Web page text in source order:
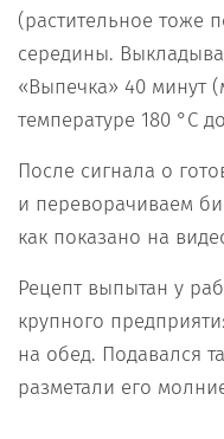
(растительное тоже
середины.
«Выпечка» 40 минут
температуре 180 °С
После сигнала о
и переворачиваем
как показано на
Рецепт выпытан у
крупного
на обед. Подавался
разметали его